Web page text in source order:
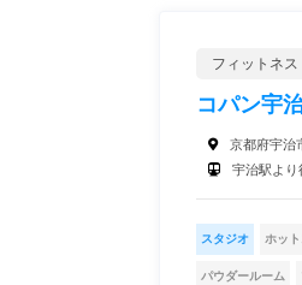
フィットネ
コパン宇
京都府宇治
宇治駅より
スタジオ ホッ
パウダールーム